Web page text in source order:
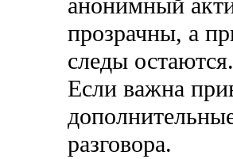
анонимный
прозрачны, а
следы
Если важна
разговора.